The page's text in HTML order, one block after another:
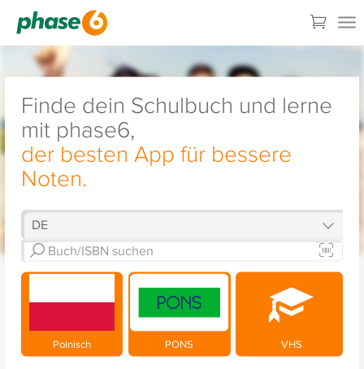
Finde dein Schulbuch und lerne
mit phase6,
der besten App für bessere
Noten.
Polnisch PONS VHS